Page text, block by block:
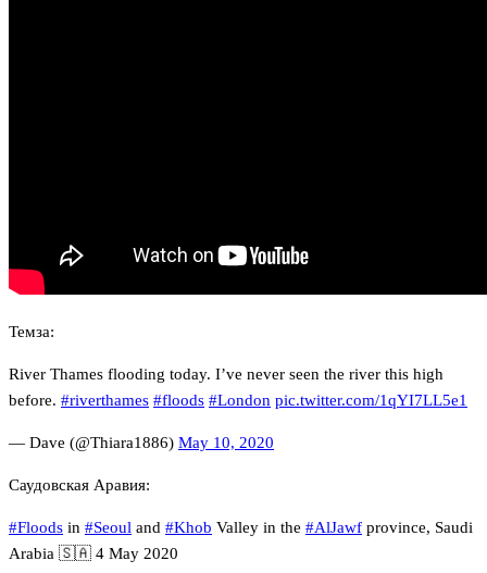
Темза:
River Thames flooding today. I’ve never seen the river this high
before. #riverthames #floods #London pic.twitter.com/1qYI7LL5e1
— Dave (@Thiara1886) May 10, 2020
Саудовская Аравия:
#Floods in #Seoul and #Khob Valley in the #AlJawf province, Saudi
Arabia 🇸🇦 4 May 2020